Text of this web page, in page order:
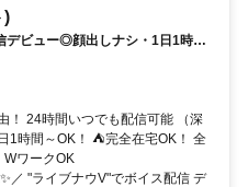
)
デビュー◎顔出しナシ・1日1時間
！ 24時間いつでも配信可能 （深
1時間～OK！ ⛺完全在宅OK！ 全
WワークOK
／ "ライブナウV"でボイス配信 デ